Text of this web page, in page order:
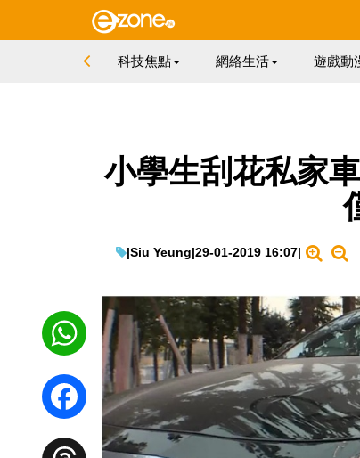
科技焦點 網絡生活 遊戲動
小學生刮花私家
|Siu Yeung|29-01-2019 16:07|
WhatsApp
Facebook